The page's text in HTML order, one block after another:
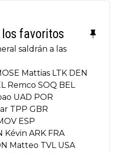
los favoritos
saldrán a las
Mattias LTK DEN
Remco SOQ BEL
UAD POR
TPP GBR
ESP
Kévin ARK FRA
Matteo TVL USA